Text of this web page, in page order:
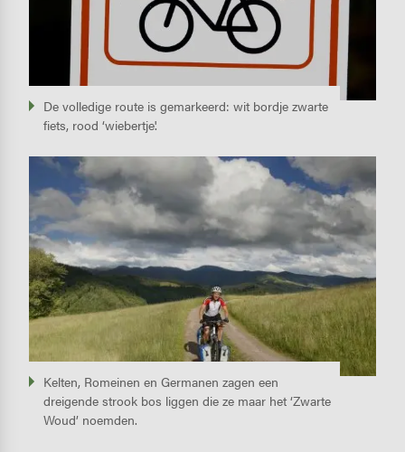
De volledige route is ­gemarkeerd: wit bordje zwarte
fiets, rood ‘wiebertje'.
Image
Kelten, Romeinen en Germanen zagen een
dreigende strook bos liggen die ze maar het ‘Zwarte
Woud’ noemden.